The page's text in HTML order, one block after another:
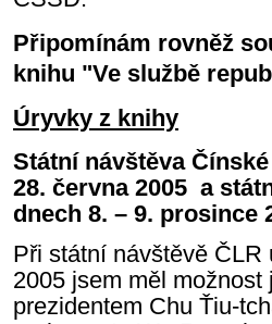
Připomínám rovněž
knihu "Ve službě
Úryvky z knihy
Státní návštěva
28. června 2005 a
dnech 8. – 9. prosince
Při státní návštěvě
2005 jsem měl
prezidentem Chu Ťiu-